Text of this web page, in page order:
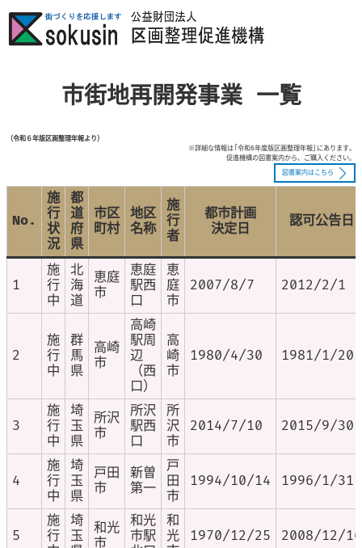
市街地再開発事業 一覧
（令和６年版区画整理年報より）
※詳細な情報は「令和6年度版区画整理年報」にあります。
促進機構の図書案内から、ご購入ください。
図書案内はこちら
No.
施
行
状
況
都
道
府
県
市区
町村
地区
名称
施
行
者
都市計画
決定日
認可公告日
1
施
行
中
北
海
道
恵庭
市
恵庭
駅西
口
恵
庭
市
2007/8/7 2012/2/1
2
施
行
中
群
馬
県
高崎
市
高崎
駅周
辺
（西
口）
高
崎
市
1980/4/30 1981/1/20
3
施
行
中
埼
玉
県
所沢
市
所沢
駅西
口
所
沢
市
2014/7/10 2015/9/30
4
施
行
中
埼
玉
県
戸田
市
新曽
第一
戸
田
市
1994/10/14 1996/1/31
5
施
行
埼
玉
和光
市
和光
市駅
和
光
1970/12/25 2008/12/16